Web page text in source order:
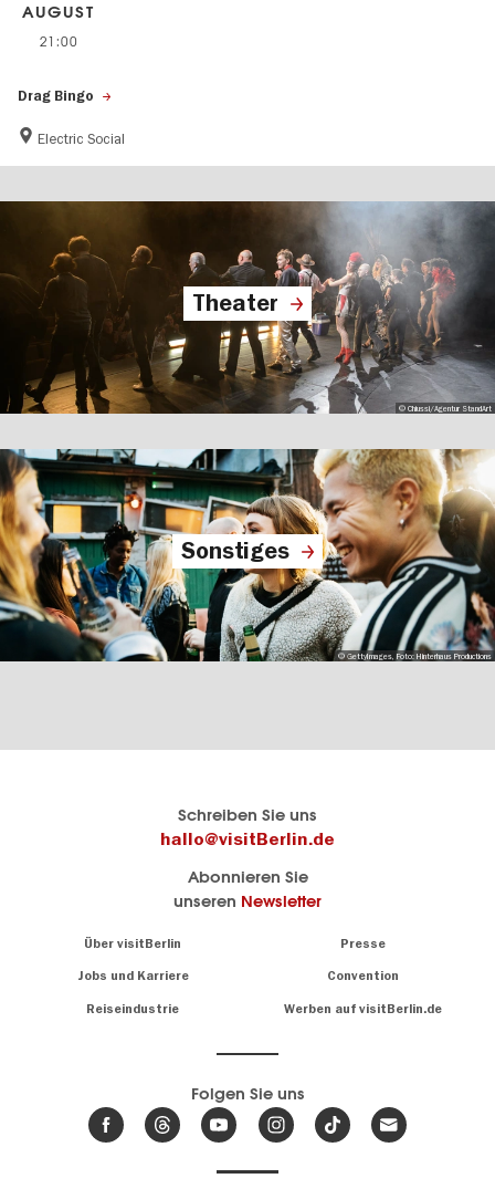
Drag Bingo
Electric Social
AUGUST
21:00
Theater
© Chiussi/Agentur StandArt
Sonstiges
© GettyImages, Foto: Hinterhaus Productions
Schreiben Sie uns
hallo@visitBerlin.de
Abonnieren Sie
unseren Newsletter
Über visitBerlin Presse
Jobs und Karriere Convention
Reiseindustrie Werben auf visitBerlin.de
sind
für Sie da.
Tickets
Wir haben den
Insidertipps
Folgen Sie uns